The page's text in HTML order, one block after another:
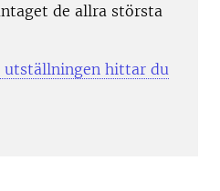
de allra största
hittar du